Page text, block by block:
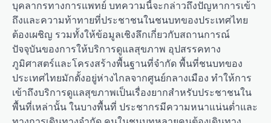
บุคลากรทางการแพทย์ บทความนี้จะกล่าวถึงปัญหาการเข้า
ถึงและความท้าทายที่ประชาชนในชนบทของประเทศไทย
ต้องเผชิญ รวมทั้งให้ข้อมูลเชิงลึกเกี่ยวกับสถานการณ์
ปัจจุบันของการให้บริการดูแลสุขภาพ อุปสรรคทาง
ภูมิศาสตร์และโครงสร้างพื้นฐานที่จำกัด พื้นที่ชนบทของ
ประเทศไทยมักตั้งอยู่ห่างไกลจากศูนย์กลางเมือง ทำให้การ
เข้าถึงบริการดูแลสุขภาพเป็นเรื่องยากสำหรับประชาชนใน
พื้นที่เหล่านั้น ในบางพื้นที่ ประชากรมีความหนาแน่นต่ำและ